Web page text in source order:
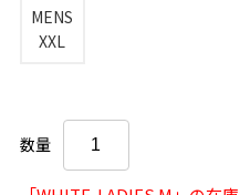
MENS
XXL
数量